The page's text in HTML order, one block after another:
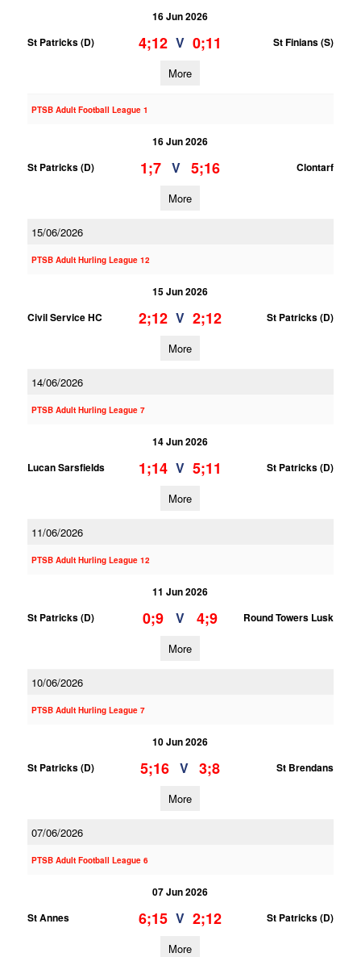
16 Jun 2026
St Patricks (D)
4;12 V 0;11 St Finians (S)
More
PTSB Adult Football League 1
16 Jun 2026
St Patricks (D)
1;7 V 5;16 Clontarf
More
15/06/2026
PTSB Adult Hurling League 12
15 Jun 2026
Civil Service HC
2;12 V 2;12 St Patricks (D)
More
14/06/2026
PTSB Adult Hurling League 7
14 Jun 2026
Lucan Sarsfields
1;14 V 5;11 St Patricks (D)
More
11/06/2026
PTSB Adult Hurling League 12
11 Jun 2026
St Patricks (D)
0;9 V 4;9 Round Towers Lusk
More
10/06/2026
PTSB Adult Hurling League 7
10 Jun 2026
St Patricks (D)
5;16 V 3;8 St Brendans
More
07/06/2026
PTSB Adult Football League 6
07 Jun 2026
St Annes
6;15 V 2;12 St Patricks (D)
More